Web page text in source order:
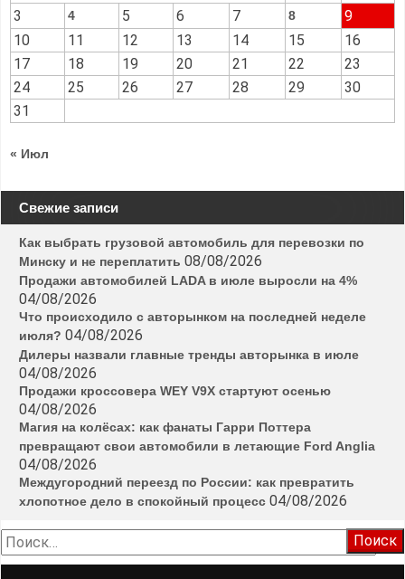
3
4 5 6 7 8
9
10
11 12 13 14 15
16
17
18 19 20 21 22
23
24
25 26 27 28 29
30
31
« Июл
Свежие записи
Как выбрать грузовой автомобиль для перевозки по
Минску и не переплатить 08/08/2026
Продажи автомобилей LADA в июле выросли на 4%
04/08/2026
Что происходило с авторынком на последней неделе
июля? 04/08/2026
Дилеры назвали главные тренды авторынка в июле
04/08/2026
Продажи кроссовера WEY V9X стартуют осенью
04/08/2026
Магия на колёсах: как фанаты Гарри Поттера
превращают свои автомобили в летающие Ford Anglia
04/08/2026
Междугородний переезд по России: как превратить
хлопотное дело в спокойный процесс 04/08/2026
Найти: